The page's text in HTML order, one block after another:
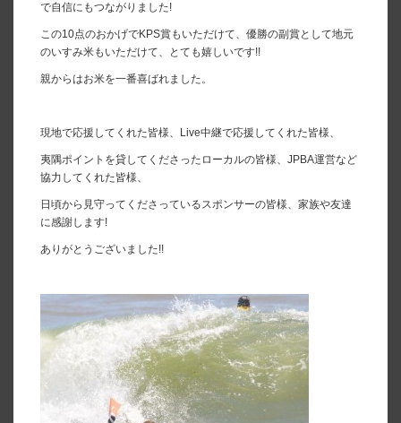
で自信にもつながりました!
この10点のおかげでKPS賞もいただけて、優勝の副賞として地元
のいすみ米もいただけて、とても嬉しいです!!
親からはお米を一番喜ばれました。
現地で応援してくれた皆様、Live中継で応援してくれた皆様、
夷隅ポイントを貸してくださったローカルの皆様、JPBA運営など
協力してくれた皆様、
日頃から見守ってくださっているスポンサーの皆様、家族や友達
に感謝します!
ありがとうございました!!